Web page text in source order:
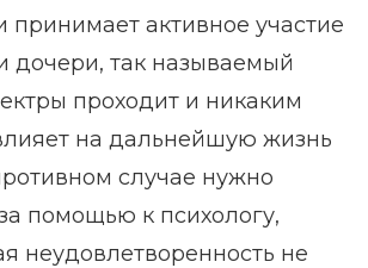
принимает активное участие
дочери, так называемый
проходит и никаким
на дальнейшую жизнь
случае нужно
помощью к психологу,
неудовлетворенность не